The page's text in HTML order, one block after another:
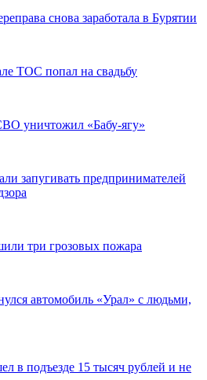
снова заработала в Бурятии
ТОС попал на свадьбу
уничтожил «Бабу-ягу»
запугивать предпринимателей
три грозовых пожара
автомобиль «Урал» с людьми,
в подъезде 15 тысяч рублей и не